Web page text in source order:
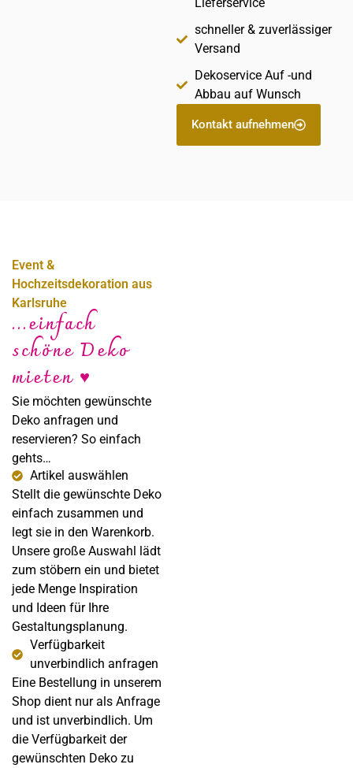
Lieferservice
schneller & zuverlässiger
Versand
Dekoservice Auf -und
Abbau auf Wunsch
Kontakt aufnehmen
Event &
Hochzeitsdekoration aus
Karlsruhe
...einfach
schöne Deko
mieten ♥
Sie möchten gewünschte
Deko anfragen und
reservieren? So einfach
gehts…
Artikel auswählen
Stellt die gewünschte Deko
einfach zusammen und
legt sie in den Warenkorb.
Unsere große Auswahl lädt
zum stöbern ein und bietet
jede Menge Inspiration
und Ideen für Ihre
Gestaltungsplanung.
Verfügbarkeit
unverbindlich anfragen
Eine Bestellung in unserem
Shop dient nur als Anfrage
und ist unverbindlich. Um
die Verfügbarkeit der
gewünschten Deko zu